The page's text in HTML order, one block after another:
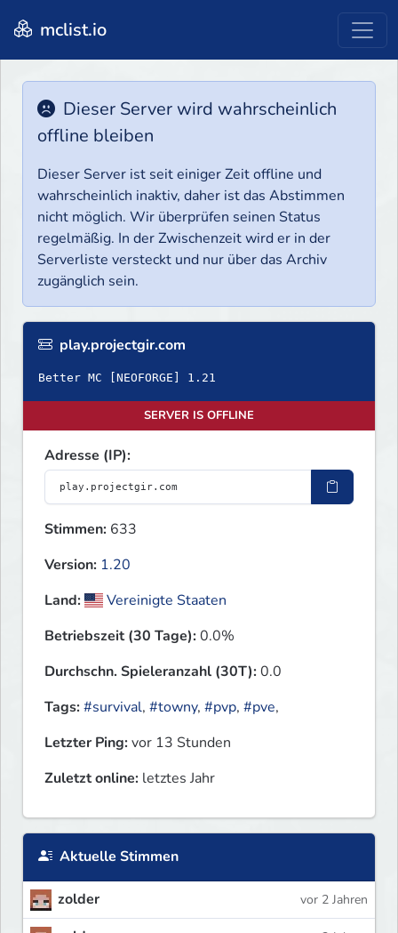
mclist.io
Dieser Server wird wahrscheinlich
offline bleiben
Dieser Server ist seit einiger Zeit offline und
wahrscheinlich inaktiv, daher ist das Abstimmen
nicht möglich. Wir überprüfen seinen Status
regelmäßig. In der Zwischenzeit wird er in der
Serverliste versteckt und nur über das Archiv
zugänglich sein.
play.projectgir.com
Better MC [NEOFORGE] 1.21
SERVER IS OFFLINE
Adresse (IP):
Stimmen: 633
Version: 1.20
Land:
Vereinigte Staaten
Betriebszeit (30 Tage):0.0%
Durchschn. Spieleranzahl (30T):0.0
Tags:#survival, #towny, #pvp, #pve,
Letzter Ping:vor 13 Stunden
Zuletzt online: letztes Jahr
Aktuelle Stimmen
zolder vor 2 Jahren